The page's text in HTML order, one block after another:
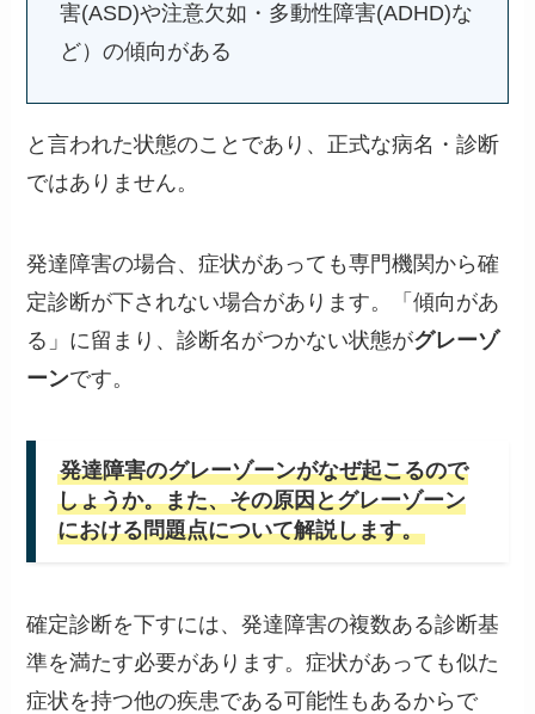
害(ASD)や注意欠如・多動性障害(ADHD)な
ど）の傾向がある
と言われた状態のことであり、正式な病名・診断
ではありません。
発達障害の場合、症状があっても専門機関から確
定診断が下されない場合があります。「傾向があ
る」に留まり、診断名がつかない状態がグレーゾ
ーンです。
発達障害のグレーゾーンがなぜ起こるので
しょうか。また、その原因とグレーゾーン
における問題点について解説します。
確定診断を下すには、発達障害の複数ある診断基
準を満たす必要があります。症状があっても似た
症状を持つ他の疾患である可能性もあるからで